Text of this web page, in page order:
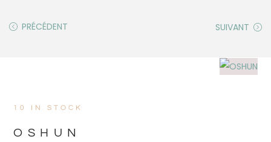
PRÉCÉDENT SUIVANT
10 IN STOCK
OSHUN